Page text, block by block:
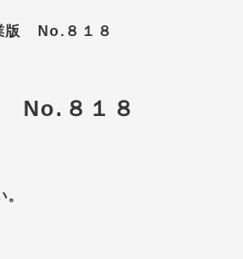
版 No.８１８
No.８１８